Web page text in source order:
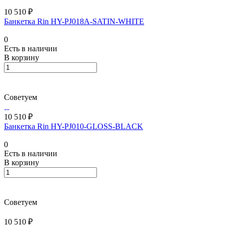
10 510 ₽
Банкетка Rin HY-PJ018A-SATIN-WHITE
0
Есть в наличии
В корзину
Советуем
10 510 ₽
Банкетка Rin HY-PJ010-GLOSS-BLACK
0
Есть в наличии
В корзину
Советуем
10 510 ₽